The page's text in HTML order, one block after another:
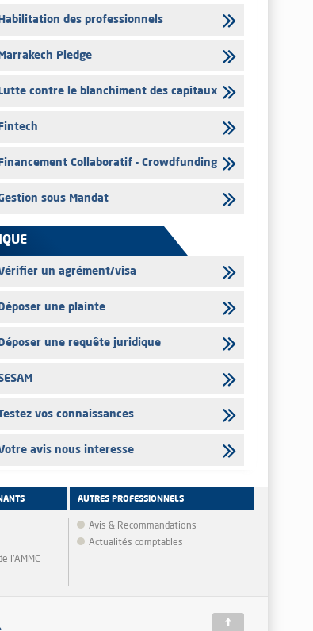
met sur son site internet les publications réalisées
en date du 3 août 2026
agréments et visas d'OPCVM accordés par l'AMMC
de juillet 2026
publie les indicateurs mensuels du marché des
Habilitation des professionnels
Marrakech Pledge
contre le blanchiment des capitaux
Collaboratif - Crowdfunding
sous Mandat
un agrément/visa
une plainte
une requête juridique
vos connaissances
avis nous interesse
l'AMMC
AUTRES PROFESSIONNELS
Avis & Recommandations
Actualités comptables